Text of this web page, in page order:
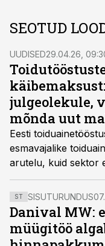
SEOTUD
UUDISED29.04.26,
julgeolekule,
mõnda uut
Eesti
esmavajalike
arutelu, kuid sektor
lahendust.
toidujulgeoleku ja
kriitikud aga
lühiajaliseks, hajub
hiljem kinni maksta
ST SISUTURUNDUS
Danival MW:
müügitöö